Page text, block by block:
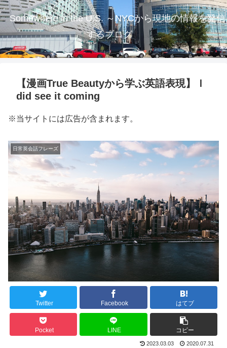
Somewhere in the U.S. ～NYCから現地の情報を発信
するブログ
【漫画True Beautyから学ぶ英語表現】Ｉ
did see it coming
※当サイトには広告が含まれます。
日常英会話フレーズ
Twitter Facebook はてブ
Pocket LINE コピー
2023.03.03 2020.07.31